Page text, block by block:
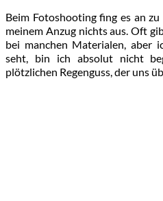
Beim Fotoshooting fing es an
meinem Anzug nichts aus. Oft
bei manchen Materialen, aber
seht, bin ich absolut nicht
plötzlichen Regenguss, der uns